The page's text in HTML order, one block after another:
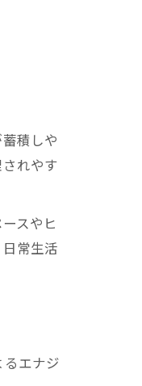
積しや
れやす
スやヒ
常生活
エナジ